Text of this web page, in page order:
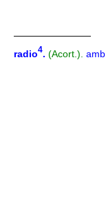
————————
radio4. (Acort.). amb.